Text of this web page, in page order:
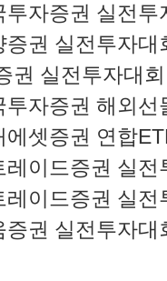
투자증권 실전투
증권 실전투자대
권 실전투자대
투자증권 해외
에셋증권 연합
레이드증권 실
레이드증권 실
증권 실전투자대